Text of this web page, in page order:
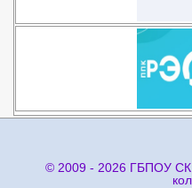
© 2009 - 2026 ГБПОУ СК